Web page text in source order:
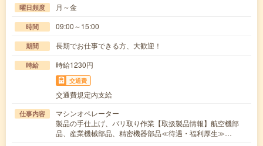
曜日頻度 月～金
時間 09:00～15:00
期間 長期でお仕事できる方、大歓迎！
時給 時給1230円
交通費
交通費規定内支給
仕事内容
マシンオペレーター
製品の手仕上げ、バリ取り作業【取扱製品情報】航空機部
品、産業機械部品、精密機器部品≪待遇・福利厚生≫…